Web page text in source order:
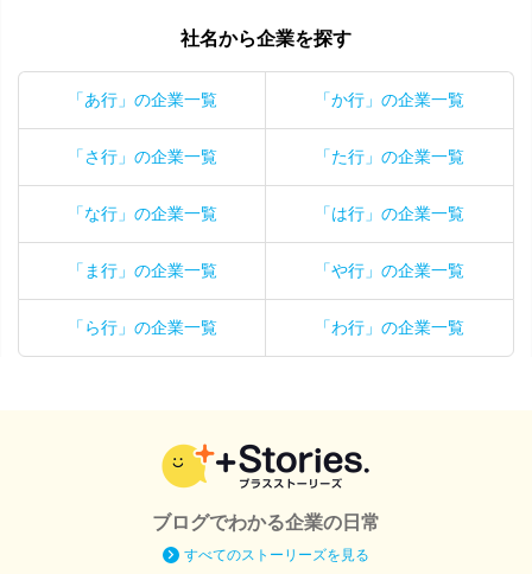
社名から企業を探す
「あ行」の企業一覧 「か行」の企業一覧
「さ行」の企業一覧 「た行」の企業一覧
「な行」の企業一覧 「は行」の企業一覧
「ま行」の企業一覧 「や行」の企業一覧
「ら行」の企業一覧 「わ行」の企業一覧
ブログでわかる企業の日常
すべてのストーリーズを見る